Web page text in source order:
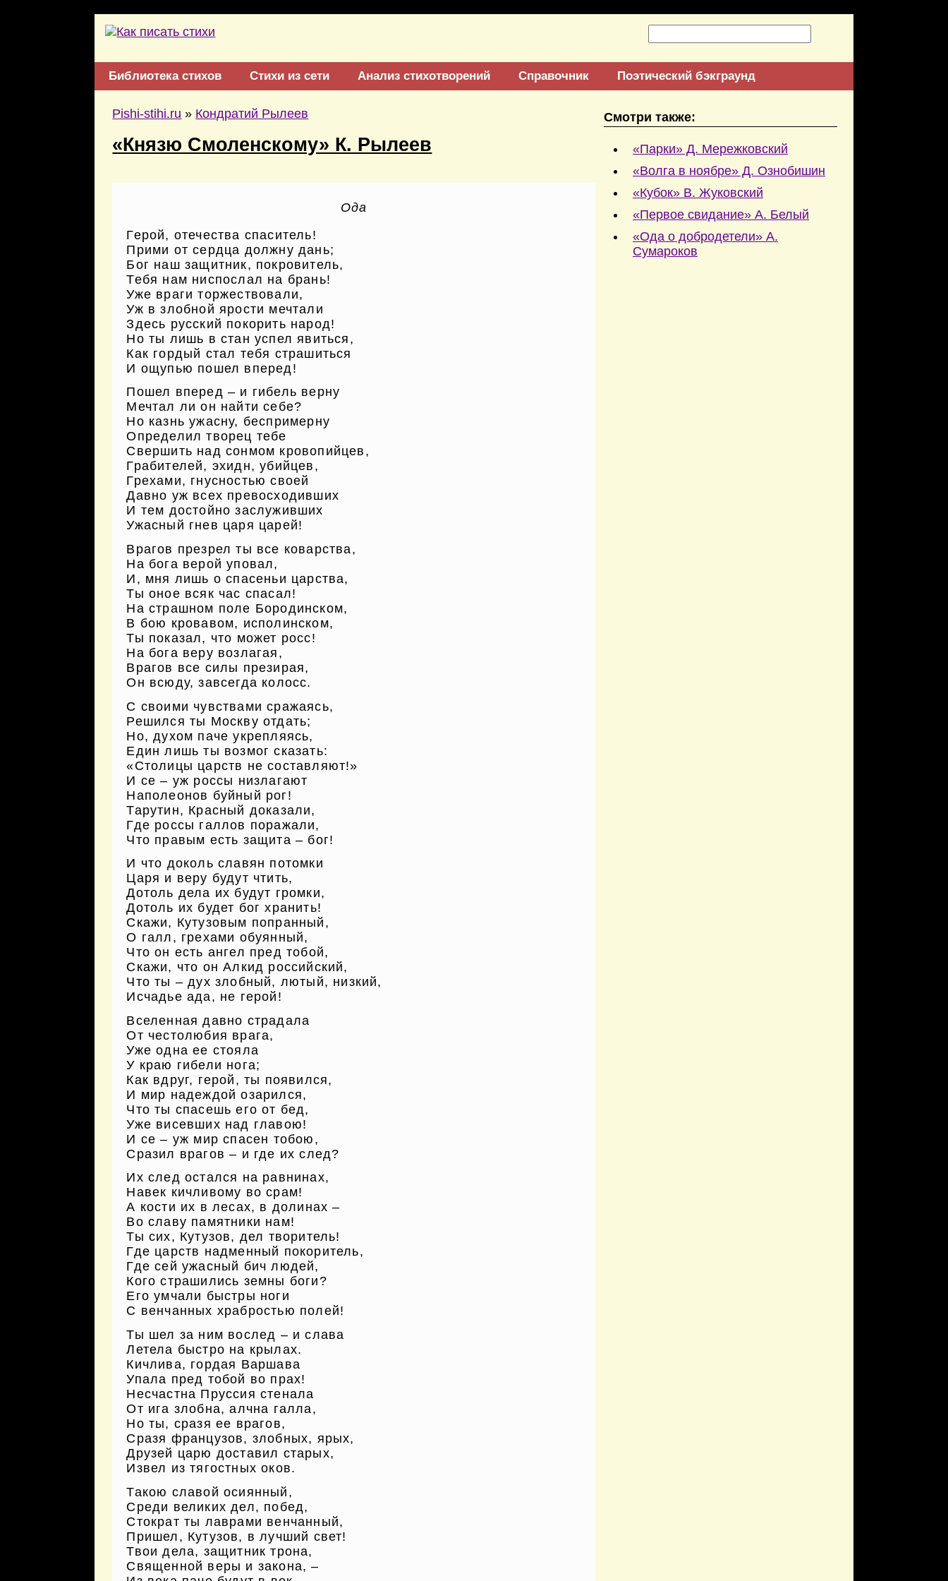
Библиотека стихов Стихи из сети Анализ стихотворений Справочник Поэтический бэкграунд
Pishi-stihi.ru » Кондратий Рылеев
«Князю Смоленскому» К. Рылеев
Ода
Герой, отечества спаситель!
Прими от сердца должну дань;
Бог наш защитник, покровитель,
Тебя нам ниспослал на брань!
Уже враги торжествовали,
Уж в злобной ярости мечтали
Здесь русский покорить народ!
Но ты лишь в стан успел явиться,
Как гордый стал тебя страшиться
И ощупью пошел вперед!
Пошел вперед – и гибель верну
Мечтал ли он найти себе?
Но казнь ужасну, беспримерну
Определил творец тебе
Свершить над сонмом кровопийцев,
Грабителей, эхидн, убийцев,
Грехами, гнусностью своей
Давно уж всех превосходивших
И тем достойно заслуживших
Ужасный гнев царя царей!
Врагов презрел ты все коварства,
На бога верой уповал,
И, мня лишь о спасеньи царства,
Ты оное всяк час спасал!
На страшном поле Бородинском,
В бою кровавом, исполинском,
Ты показал, что может росс!
На бога веру возлагая,
Врагов все силы презирая,
Он всюду, завсегда колосс.
С своими чувствами сражаясь,
Решился ты Москву отдать;
Но, духом паче укрепляясь,
Един лишь ты возмог сказать:
«Столицы царств не составляют!»
И се – уж россы низлагают
Наполеонов буйный рог!
Тарутин, Красный доказали,
Где россы галлов поражали,
Что правым есть защита – бог!
И что доколь славян потомки
Царя и веру будут чтить,
Дотоль дела их будут громки,
Дотоль их будет бог хранить!
Скажи, Кутузовым попранный,
О галл, грехами обуянный,
Что он есть ангел пред тобой,
Скажи, что он Алкид российский,
Что ты – дух злобный, лютый, низкий,
Исчадье ада, не герой!
Вселенная давно страдала
От честолюбия врага,
Уже одна ее стояла
У краю гибели нога;
Как вдруг, герой, ты появился,
И мир надеждой озарился,
Что ты спасешь его от бед,
Уже висевших над главою!
И се – уж мир спасен тобою,
Сразил врагов – и где их след?
Их след остался на равнинах,
Навек кичливому во срам!
А кости их в лесах, в долинах –
Во славу памятники нам!
Ты сих, Кутузов, дел творитель!
Где царств надменный покоритель,
Где сей ужасный бич людей,
Кого страшились земны боги?
Его умчали быстры ноги
С венчанных храбростью полей!
Ты шел за ним вослед – и слава
Летела быстро на крылах.
Кичлива, гордая Варшава
Упала пред тобой во прах!
Несчастна Пруссия стенала
От ига злобна, алчна галла,
Но ты, сразя ее врагов,
Сразя французов, злобных, ярых,
Друзей царю доставил старых,
Извел из тягостных оков.
Такою славой осиянный,
Среди великих дел, побед,
Стократ ты лаврами венчанный,
Пришел, Кутузов, в лучший свет!
Твои дела, защитник трона,
Священной веры и закона, –
Смотри также:
«Парки» Д. Мережковский
«Волга в ноябре» Д. Ознобишин
«Кубок» В. Жуковский
«Первое свидание» А. Белый
«Ода о добродетели» А.
Сумароков